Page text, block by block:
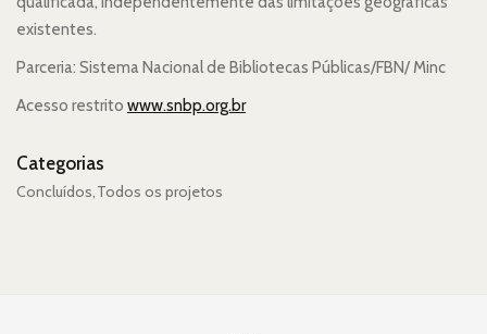
existentes.
Parceria: Sistema Nacional de Bibliotecas Públicas/FBN/ Minc
Acesso restrito www.snbp.org.br
Categorias
Concluídos Todos os projetos